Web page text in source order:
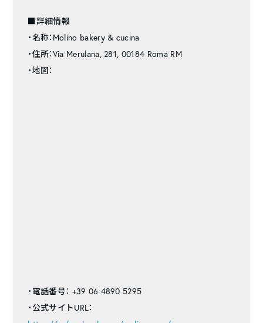
■詳細情報
・名称：Molino bakery & cucina
・住所：Via Merulana, 281, 00184 Roma RM
・地図：
・電話番号： +39 06 4890 5295
・公式サイトURL：